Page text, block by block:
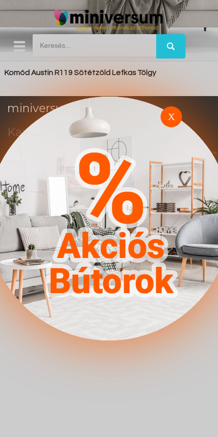
Komód Austin R119 Sötétzöld Lefkas Tölgy
miniversum.hu
Kapcsolat
Impresszum Trend
Ez a weboldal affiliate marketing rendszerben működik. A vásárlások után jutalék
X